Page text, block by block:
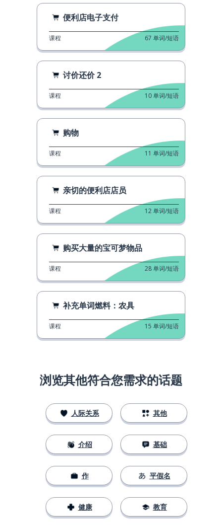
便利店电子支付
课程 67 单词/短语
讨价还价 2
课程 10单词/短语
购物
课程 11 单词/短语
亲切的便利店店员
课程 12单词/短语
购买大量的宝可梦物品
课程 28单词/短语
补充单词燃料：农具
课程 15 单词/短语
浏览其他符合您需求的话题
人际关系
介绍
作
健康
其他
基础
平假名
教育